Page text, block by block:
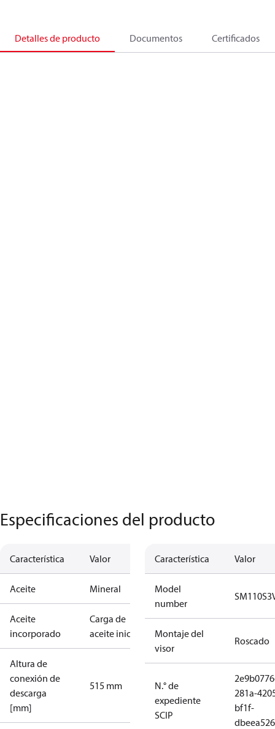
Detalles de producto Documentos Certificados
Especificaciones del producto
Característica Valor
Aceite Mineral
Aceite
incorporado
Carga de
aceite inicial
Altura de
conexión de
descarga
[mm]
515 mm
Característica Valor
Model
number
Montaje del
visor
Roscado
N.° de
expediente
SCIP
281a-
bf1f-